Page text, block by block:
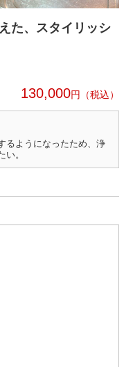
た、スタイリッシ
130,000円
るようになったため、浄
。